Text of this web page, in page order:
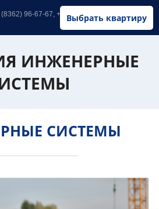
Выбрать квартиру
96-67-67, +7 (902) 326-67-67
ИНЖЕНЕРНЫЕ
СИСТЕМЫ